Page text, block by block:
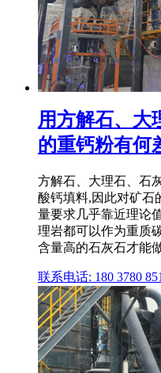
用方解石、大
的重钙粉有何
方解石、大理石、石
酸钙填料,因此对矿石
量要求几乎靠近理论
理岩都可以作为重质
含量高的石灰石才能
联系电话: 180 3780